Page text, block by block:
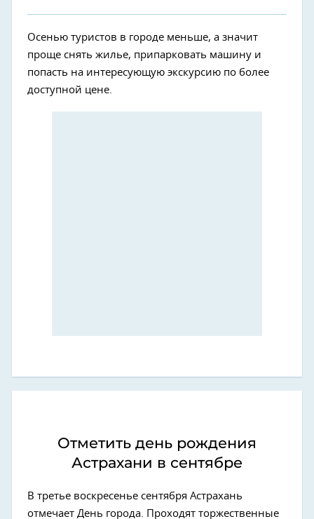
Осенью туристов в городе меньше, а значит
проще снять жилье, припарковать машину и
попасть на интересующую экскурсию по более
доступной цене.
Отметить день рождения
Астрахани в сентябре
В третье воскресенье сентября Астрахань
отмечает День города. Проходят торжественные